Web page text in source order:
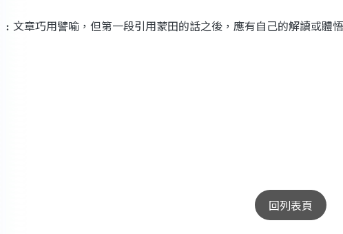
﹕文章巧用譬喻 ，但第一段引用蒙田的話之後 ， 應有自己的解讀或體
回列表頁